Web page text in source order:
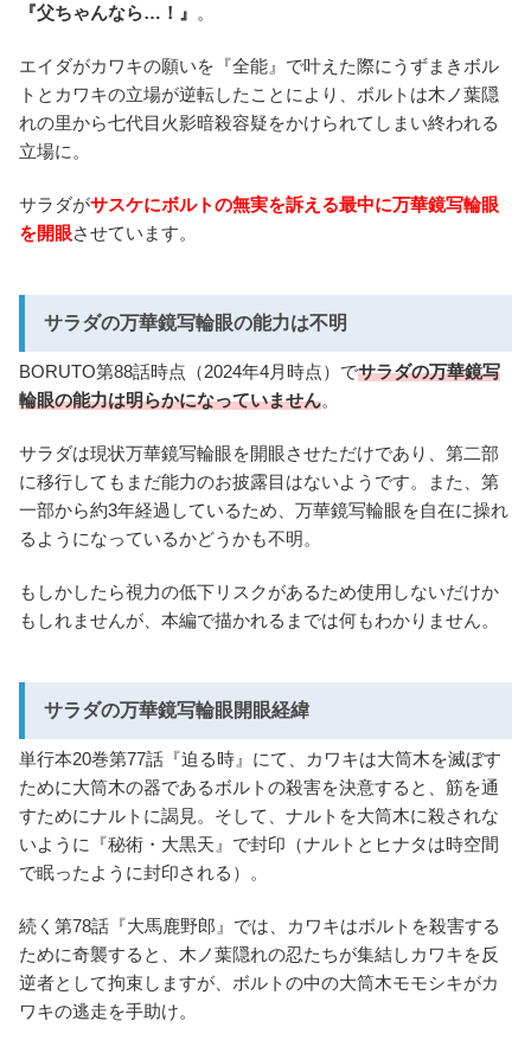
『父ちゃんなら…！』 。
エイダがカワキの願いを『全能』で叶えた際にうずまきボル
トとカワキの立場が逆転したことにより、ボルトは木ノ葉隠
れの里から七代目火影暗殺容疑をかけられてしまい終われる
立場に。
サラダがサスケにボルトの無実を訴える最中に万華鏡写輪眼
を開眼させています。
サラダの万華鏡写輪眼の能力は不明
BORUTO第88話時点（2024年4月時点）でサラダの万華鏡写
輪眼の能力は明らかになっていません。
サラダは現状万華鏡写輪眼を開眼させただけであり、第二部
に移行してもまだ能力のお披露目はないようです。また、第
一部から約3年経過しているため、万華鏡写輪眼を自在に操れ
るようになっているかどうかも不明。
もしかしたら視力の低下リスクがあるため使用しないだけか
もしれませんが、本編で描かれるまでは何もわかりません。
サラダの万華鏡写輪眼開眼経緯
単行本20巻第77話『迫る時』にて、カワキは大筒木を滅ぼす
ために大筒木の器であるボルトの殺害を決意すると、筋を通
すためにナルトに謁見。そして、ナルトを大筒木に殺されな
いように『秘術・大黒天』で封印（ナルトとヒナタは時空間
で眠ったように封印される）。
続く第78話『大馬鹿野郎』では、カワキはボルトを殺害する
ために奇襲すると、木ノ葉隠れの忍たちが集結しカワキを反
逆者として拘束しますが、ボルトの中の大筒木モモシキがカ
ワキの逃走を手助け。